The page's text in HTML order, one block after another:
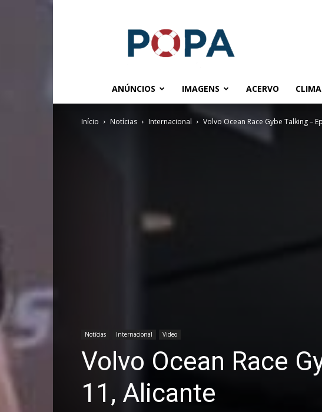
ANÚNCIOS IMAGENS ACERVO
Início Notícias Internacional Volvo Ocean Race Gybe Talking –
Notícias Internacional Video
Volvo Ocean Race
11, Alicante